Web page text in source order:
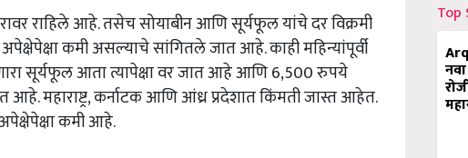
राहिले आहे. तसेच सोयाबीन आणि सूर्यफूल यांचे दर विक्रमी
कमी असल्याचे सांगितले जात आहे. काही महिन्यांपूर्वी
सूर्यफूल आता त्यापेक्षा वर जात आहे आणि 6,500 रुपये
आहे. महाराष्ट्र, कर्नाटक आणि आंध्र प्रदेशात किंमती जास्त आहेत.
कमी आहे.
Top